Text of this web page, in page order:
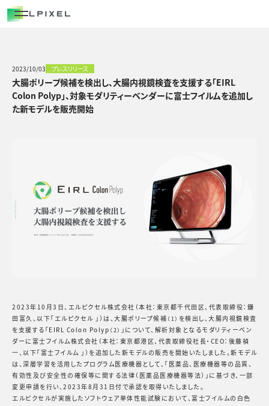
COMPANY
経営メンバー
エルピクセルの歴史
会社概要
NEWS/OUT COME
BLOG
2023/10/03 プレスリリース
大腸ポリープ候補を検出し、大腸内視鏡検査を支援する「EIRL
Colon Polyp」、対象モダリティーベンダーに富士フイルムを追加し
た新モデルを販売開始
2023年10月3日、エルピクセル株式会社（本社：東京都千代田区、代表取締役：鎌
田富久、以下「エルピクセル 」）は、大腸ポリープ候補 （1） を検出し、大腸内視鏡検査
を支援する「EIRL Colon Polyp （2） 」について、解析対象となるモダリティーベン
ダーに富士フイルム株式会社（本社：東京都港区、代表取締役社長・CEO：後藤禎
一、以下「富士フイルム 」）を追加した新モデルの販売を開始いたしました。新モデル
は、深層学習を活用したプログラム医療機器として、「医薬品、医療機器等の品質、
有効性及び安全性の確保等に関する法律（医薬品医療機器等法）」に基づき、一部
変更申請を行い、2023年8月31日付で承認を取得いたしました。
エルピクセルが実施したソフトウェア単体性能試験において、富士フイルムの白色